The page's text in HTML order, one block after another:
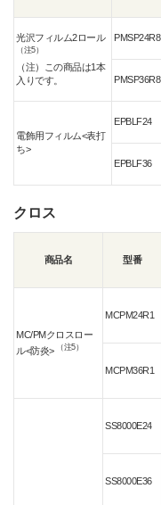
光沢フィルム2ロール
（注5）
（注）この商品は1本
入りです。
PMSP24R8
PMSP36R8
電飾用フィルム<表打
ち>
EPBLF24
EPBLF36
クロス
商品名 型番
MC/PMクロスロー
ル<防炎>
（注5）
MCPM24R1
MCPM36R1
SS8000E24
SS8000E36